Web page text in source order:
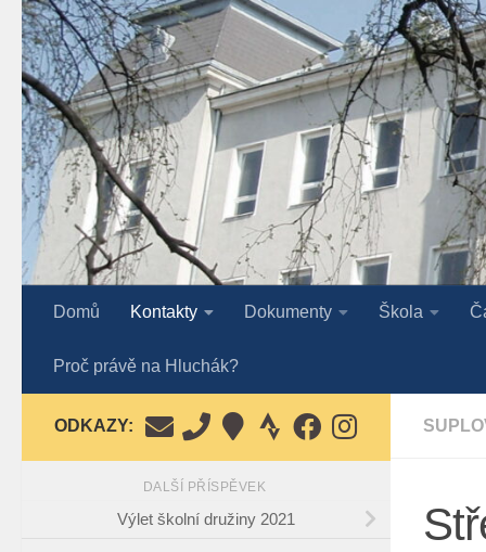
Skip to content
Domů Kontakty Dokumenty Škola
Proč právě na Hluchák?
ODKAZY:
DALŠÍ PŘÍSPĚVEK
Výlet školní družiny 2021